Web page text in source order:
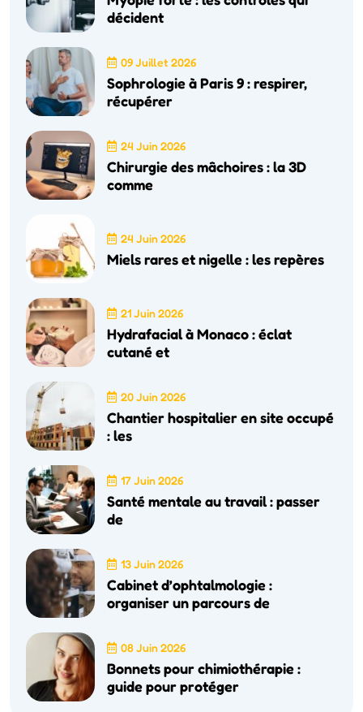
décident
09 Juillet 2026
Sophrologie à Paris 9 : respirer,
récupérer
24 Juin 2026
Chirurgie des mâchoires : la 3D
comme
24 Juin 2026
Miels rares et nigelle : les repères
21 Juin 2026
Hydrafacial à Monaco : éclat
cutané et
20 Juin 2026
Chantier hospitalier en site occupé
: les
17 Juin 2026
Santé mentale au travail : passer
de
13 Juin 2026
Cabinet d’ophtalmologie :
organiser un parcours de
08 Juin 2026
Bonnets pour chimiothérapie :
guide pour protéger